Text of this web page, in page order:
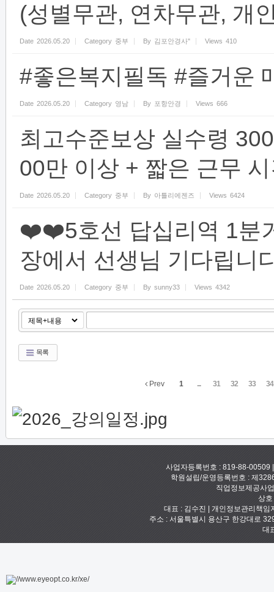
(성별무관, 연차무관,
Date 2026.05.20 Category 중부 By 김포안경사" Views 410
#좋은복지필독 #즐거운
Date 2026.05.20 Category 영남 By 포항안경 Views 666
최고수준보상 실수령
00만 이상 + 짧은 근무 시
Date 2026.05.20 Category 중부 By 아틀리에젠즈 Views 6424
❤️❤️5호선 답십리역 1분
장에서 선생님 기다립
Date 2026.05.20 Category 중부 By sunny33 Views 4342
목록
Prev 1 ... 31 32 33 34
사업자등록번호 : 819-88-00509
학원설립/운영등록번호 : 제
직업정보제공사
상
대표 : 김수진 | 개인정보관리책
주소 : 서울특별시 용산구 한강대로
대